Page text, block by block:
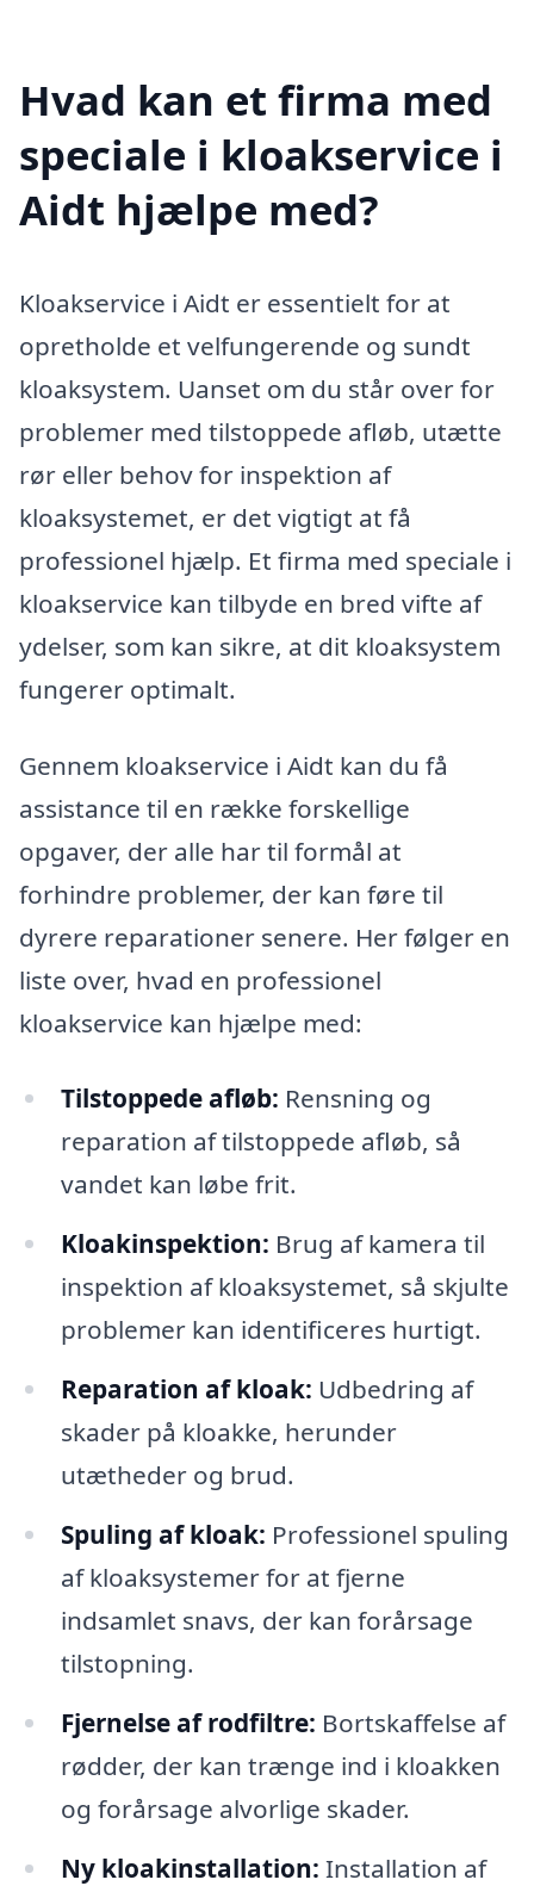
Hvad kan et firma med
speciale i kloakservice i
Aidt hjælpe med?
Kloakservice i Aidt er essentielt for at
opretholde et velfungerende og sundt
kloaksystem. Uanset om du står over for
problemer med tilstoppede afløb, utætte
rør eller behov for inspektion af
kloaksystemet, er det vigtigt at få
professionel hjælp. Et firma med speciale i
kloakservice kan tilbyde en bred vifte af
ydelser, som kan sikre, at dit kloaksystem
fungerer optimalt.
Gennem kloakservice i Aidt kan du få
assistance til en række forskellige
opgaver, der alle har til formål at
forhindre problemer, der kan føre til
dyrere reparationer senere. Her følger en
liste over, hvad en professionel
kloakservice kan hjælpe med:
Tilstoppede afløb: Rensning og
reparation af tilstoppede afløb, så
vandet kan løbe frit.
Kloakinspektion: Brug af kamera til
inspektion af kloaksystemet, så skjulte
problemer kan identificeres hurtigt.
Reparation af kloak: Udbedring af
skader på kloakke, herunder
utætheder og brud.
Spuling af kloak: Professionel spuling
af kloaksystemer for at fjerne
indsamlet snavs, der kan forårsage
tilstopning.
Fjernelse af rodfiltre: Bortskaffelse af
rødder, der kan trænge ind i kloakken
og forårsage alvorlige skader.
Ny kloakinstallation: Installation af